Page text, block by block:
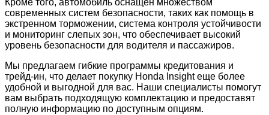
Кроме того, автомобиль оснащен множеством
современных систем безопасности, таких как помощь в
экстренном торможении, система контроля устойчивости
и мониторинг слепых зон, что обеспечивает высокий
уровень безопасности для водителя и пассажиров.
Мы предлагаем гибкие программы кредитования и
трейд-ин, что делает покупку Honda Insight еще более
удобной и выгодной для вас. Наши специалисты помогут
вам выбрать подходящую комплектацию и предоставят
полную информацию по доступным опциям.